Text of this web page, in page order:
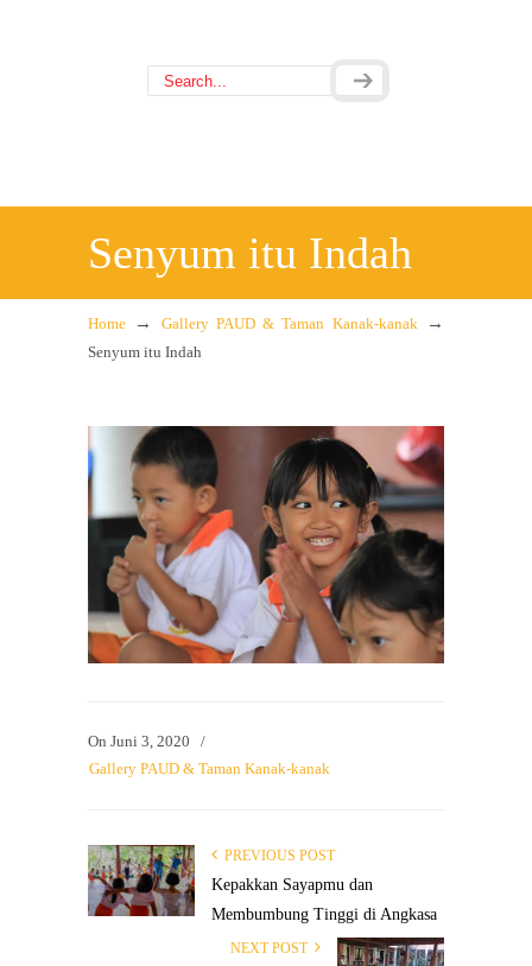
Senyum itu Indah
Home → Gallery PAUD & Taman Kanak-kanak →
Senyum itu Indah
On Juni 3, 2020
/
Gallery PAUD & Taman Kanak-kanak
PREVIOUS POST
Kepakkan Sayapmu dan
Membumbung Tinggi di Angkasa
NEXT POST